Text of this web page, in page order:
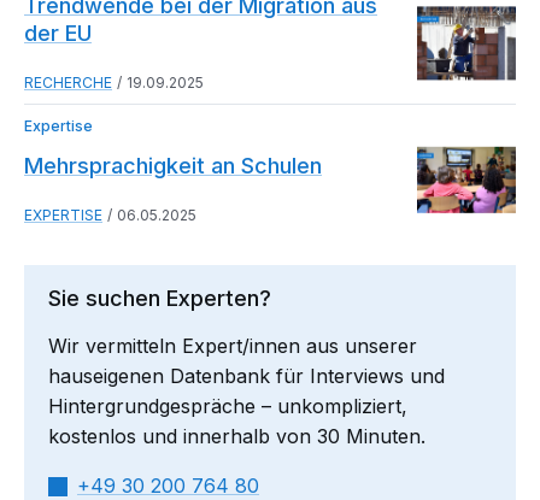
Trendwende bei der Migration aus
der EU
RECHERCHE 19.09.2025
Expertise
Mehrsprachigkeit an Schulen
EXPERTISE 06.05.2025
Sie suchen Experten?
Wir vermitteln Expert/innen aus unserer
hauseigenen Datenbank für Interviews und
Hintergrundgespräche – unkompliziert,
kostenlos und innerhalb von 30 Minuten.
+49 30 200 764 80